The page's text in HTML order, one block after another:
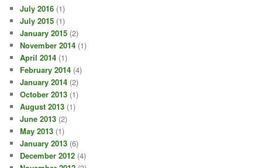
July 2016 (1)
July 2015 (1)
January 2015 (2)
November 2014 (1)
April 2014 (1)
February 2014 (4)
January 2014 (2)
October 2013 (1)
August 2013 (1)
June 2013 (2)
May 2013 (1)
January 2013 (6)
December 2012 (4)